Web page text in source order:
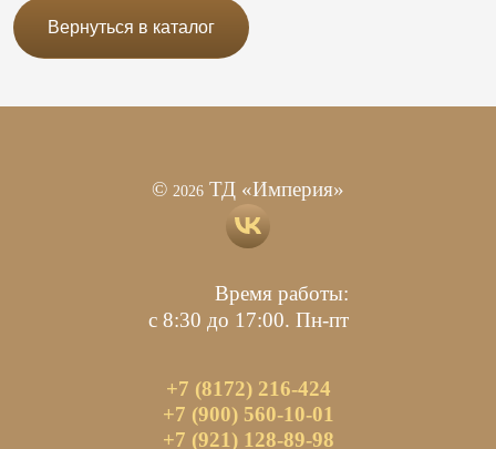
Вернуться в каталог
© 2026 ТД «Империя»
Время работы:
с 8:30 до 17:00. Пн-пт
+7 (8172) 216-424
+7 (900) 560-10-01
+7 (921) 128-89-98